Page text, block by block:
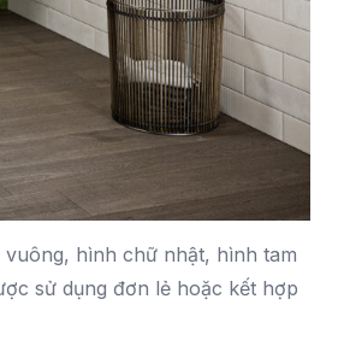
hình chữ nhật, hình tam
sử dụng đơn lẻ hoặc kết hợp